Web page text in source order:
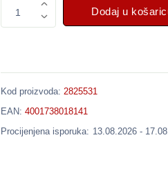
1 Dodaj u
Kod proizvoda: 2825531
EAN: 4001738018141
Procijenjena isporuka: 13.08.2026 -